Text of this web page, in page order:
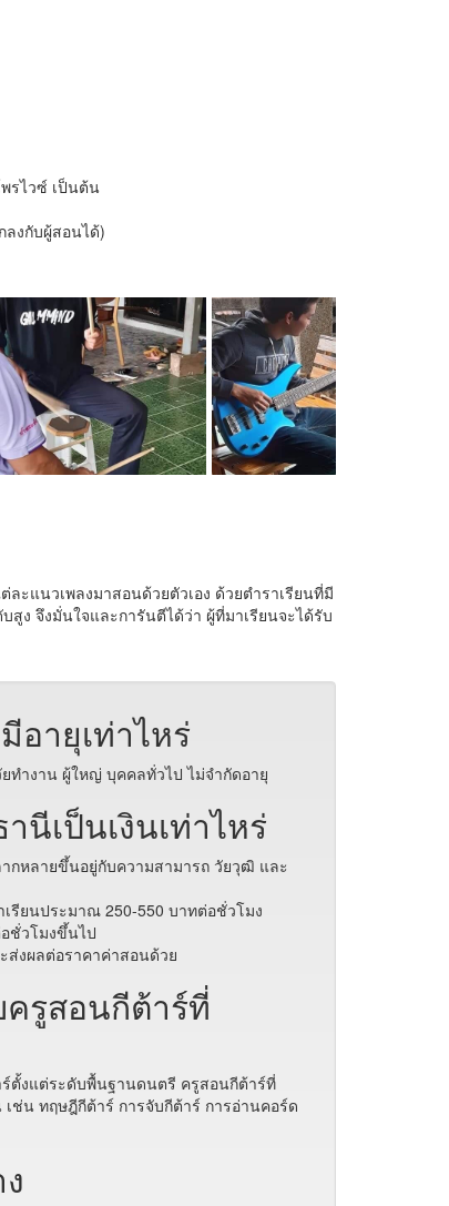
รไวซ์ เป็นต้น
งกับผู้สอนได้)
ะแนวเพลงมาสอนด้วยตัวเอง ด้วยตำราเรียนที่มี
ง จึงมั่นใจและการันตีได้ว่า ผู้ที่มาเรียนจะได้รับ
อายุเท่าไหร่
ทำงาน ผู้ใหญ่ บุคคลทั่วไป ไม่จำกัดอายุ
นีเป็นเงินเท่าไหร่
กหลายขึ้นอยู่กับความสามารถ วัยวุฒิ และ
ยนประมาณ 250-550 บาทต่อชั่วโมง
ชั่วโมงขึ้นไป
งผลต่อราคาค่าสอนด้วย
รูสอนกีต้าร์ที่
ร์ตั้งแต่ระดับพื้นฐานดนตรี ครูสอนกีต้าร์ที่
ช่น ทฤษฎีกีต้าร์ การจับกีต้าร์ การอ่านคอร์ด